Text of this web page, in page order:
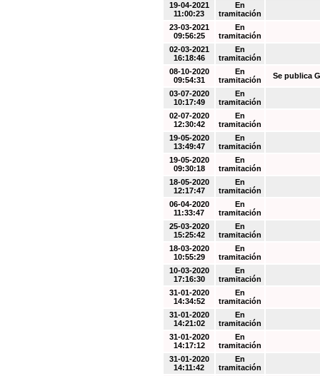
19-04-2021
11:00:23
En
tramitación
23-03-2021
09:56:25
En
tramitación
02-03-2021
16:18:46
En
tramitación
08-10-2020
09:54:31
En
tramitación
Se publica
03-07-2020
10:17:49
En
tramitación
02-07-2020
12:30:42
En
tramitación
19-05-2020
13:49:47
En
tramitación
19-05-2020
09:30:18
En
tramitación
18-05-2020
12:17:47
En
tramitación
06-04-2020
11:33:47
En
tramitación
25-03-2020
15:25:42
En
tramitación
18-03-2020
10:55:29
En
tramitación
10-03-2020
17:16:30
En
tramitación
31-01-2020
14:34:52
En
tramitación
31-01-2020
14:21:02
En
tramitación
31-01-2020
14:17:12
En
tramitación
31-01-2020
14:11:42
En
tramitación